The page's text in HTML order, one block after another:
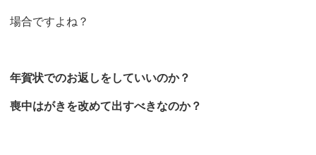
場合ですよね？
年賀状でのお返しをしていいのか？
喪中はがきを改めて出すべきなのか？